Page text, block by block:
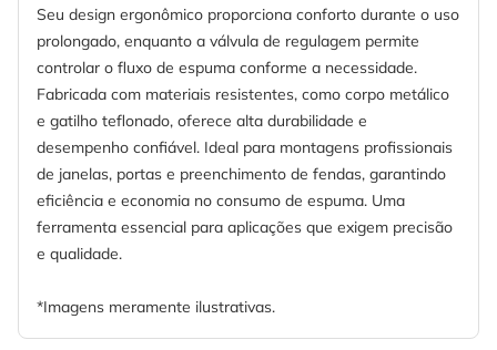
Seu design ergonômico proporciona conforto durante o uso
prolongado, enquanto a válvula de regulagem permite
controlar o fluxo de espuma conforme a necessidade.
Fabricada com materiais resistentes, como corpo metálico
e gatilho teflonado, oferece alta durabilidade e
desempenho confiável. Ideal para montagens profissionais
de janelas, portas e preenchimento de fendas, garantindo
eficiência e economia no consumo de espuma. Uma
ferramenta essencial para aplicações que exigem precisão
e qualidade.
*Imagens meramente ilustrativas.